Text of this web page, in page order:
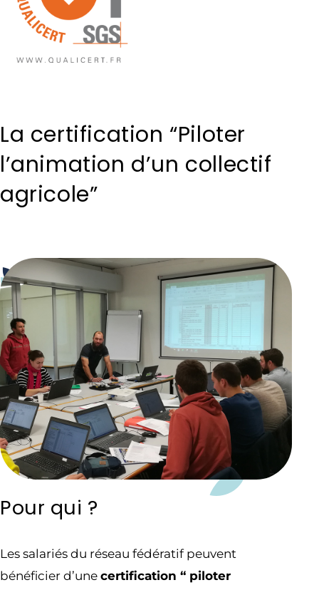
La certification “Piloter
l’animation d’un collectif
agricole”
Pour qui ?
Les salariés du réseau fédératif peuvent
bénéficier d’une certification “ piloter